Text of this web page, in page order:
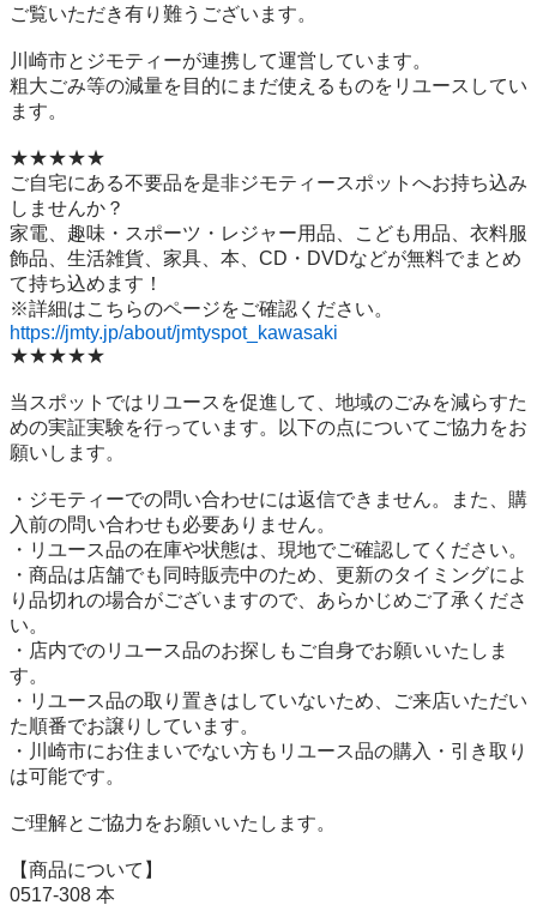
ご覧いただき有り難うございます。
川崎市とジモティーが連携して運営しています。
粗⼤ごみ等の減量を⽬的にまだ使えるものをリユースしてい
ます。
★★★★★
ご自宅にある不要品を是非ジモティースポットへお持ち込み
しませんか？
家電、趣味・スポーツ・レジャー用品、こども用品、衣料服
飾品、生活雑貨、家具、本、CD・DVDなどが無料でまとめ
て持ち込めます！
https://jmty.jp/about/jmtyspot_kawasaki
★★★★★
当スポットではリユースを促進して、地域のごみを減らすた
めの実証実験を行っています。以下の点についてご協力をお
願いします。
・ジモティーでの問い合わせには返信できません。また、購
入前の問い合わせも必要ありません。
・リユース品の在庫や状態は、現地でご確認してください。
・商品は店舗でも同時販売中のため、更新のタイミングによ
り品切れの場合がございますので、あらかじめご了承くださ
い。
・店内でのリユース品のお探しもご自身でお願いいたしま
す。
・リユース品の取り置きはしていないため、ご来店いただい
た順番でお譲りしています。
・川崎市にお住まいでない方もリユース品の購入・引き取り
は可能です。
ご理解とご協力をお願いいたします。
【商品について】
0517-308 本